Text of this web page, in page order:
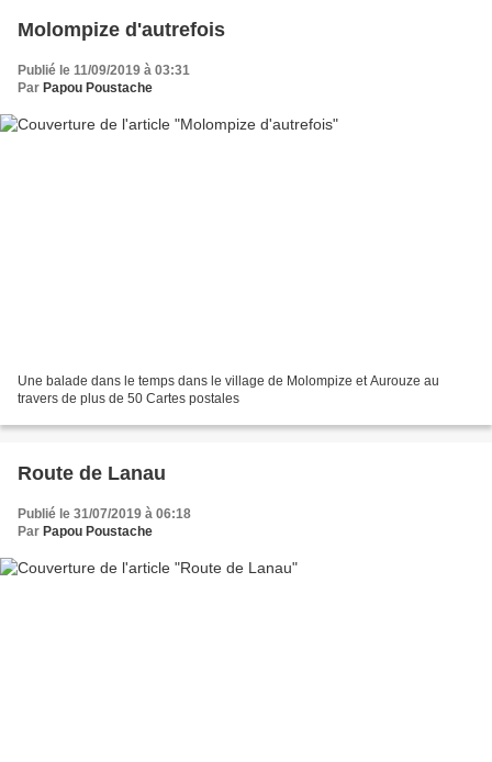
Molompize d'autrefois
Publié le 11/09/2019 à 03:31
Par Papou Poustache
Une balade dans le temps dans le village de Molompize et Aurouze au
travers de plus de 50 Cartes postales
Route de Lanau
Publié le 31/07/2019 à 06:18
Par Papou Poustache